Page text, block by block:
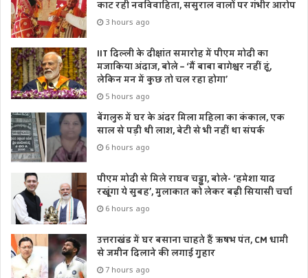
काट रही नवविवाहिता, ससुराल वालों पर गंभीर आरोप
3 hours ago
IIT दिल्ली के दीक्षांत समारोह में पीएम मोदी का
मजाकिया अंदाज, बोले – ‘मैं बाबा बागेश्वर नहीं हूं,
लेकिन मन में कुछ तो चल रहा होगा’
5 hours ago
बेंगलुरु में घर के अंदर मिला महिला का कंकाल, एक
साल से पड़ी थी लाश, बेटी से भी नहीं था संपर्क
6 hours ago
पीएम मोदी से मिले राघव चड्ढा, बोले- ‘हमेशा याद
रखूंगा ये सुबह’, मुलाकात को लेकर बढ़ी सियासी चर्चा
6 hours ago
उत्तराखंड में घर बसाना चाहते हैं ऋषभ पंत, CM धामी
से जमीन दिलाने की लगाई गुहार
7 hours ago